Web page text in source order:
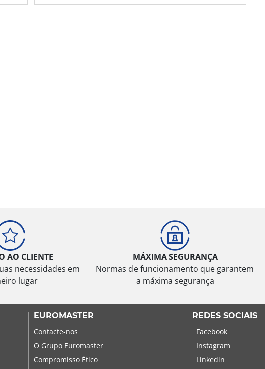
AO CLIENTE
necessidades em
lugar
MÁXIMA SEGURANÇA
Normas de funcionamento que garantem
a máxima segurança
EUROMASTER
Contacte-nos
O Grupo Euromaster
Compromisso Ético
REDES SOCIAIS
Facebook
Instagram
Linkedin